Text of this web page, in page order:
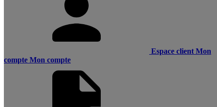
Espace client Mon
compte Mon compte